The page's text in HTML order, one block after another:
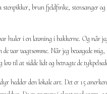
brun fjeldfinke, stensanger og
huler i en lavning i bakkerne. Og når
de var vagtsomme. Når jeg bevægede
lov til at sidde lidt og betragte de
hedder den lokale art. Det er 15